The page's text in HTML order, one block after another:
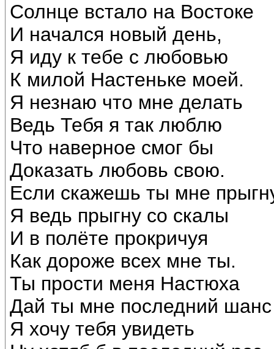
Солнце встало на Востоке
И начался новый день,
Я иду к тебе с любовью
К милой Настеньке моей.
Я незнаю что мне делать
Ведь Тебя я так люблю
Что наверное смог бы
Доказать любовь свою.
Если скажешь ты мне
Я ведь прыгну со скалы
И в полёте прокричуя
Как дороже всех мне ты.
Ты прости меня Настюха
Дай ты мне последний шанс
Я хочу тебя увидеть